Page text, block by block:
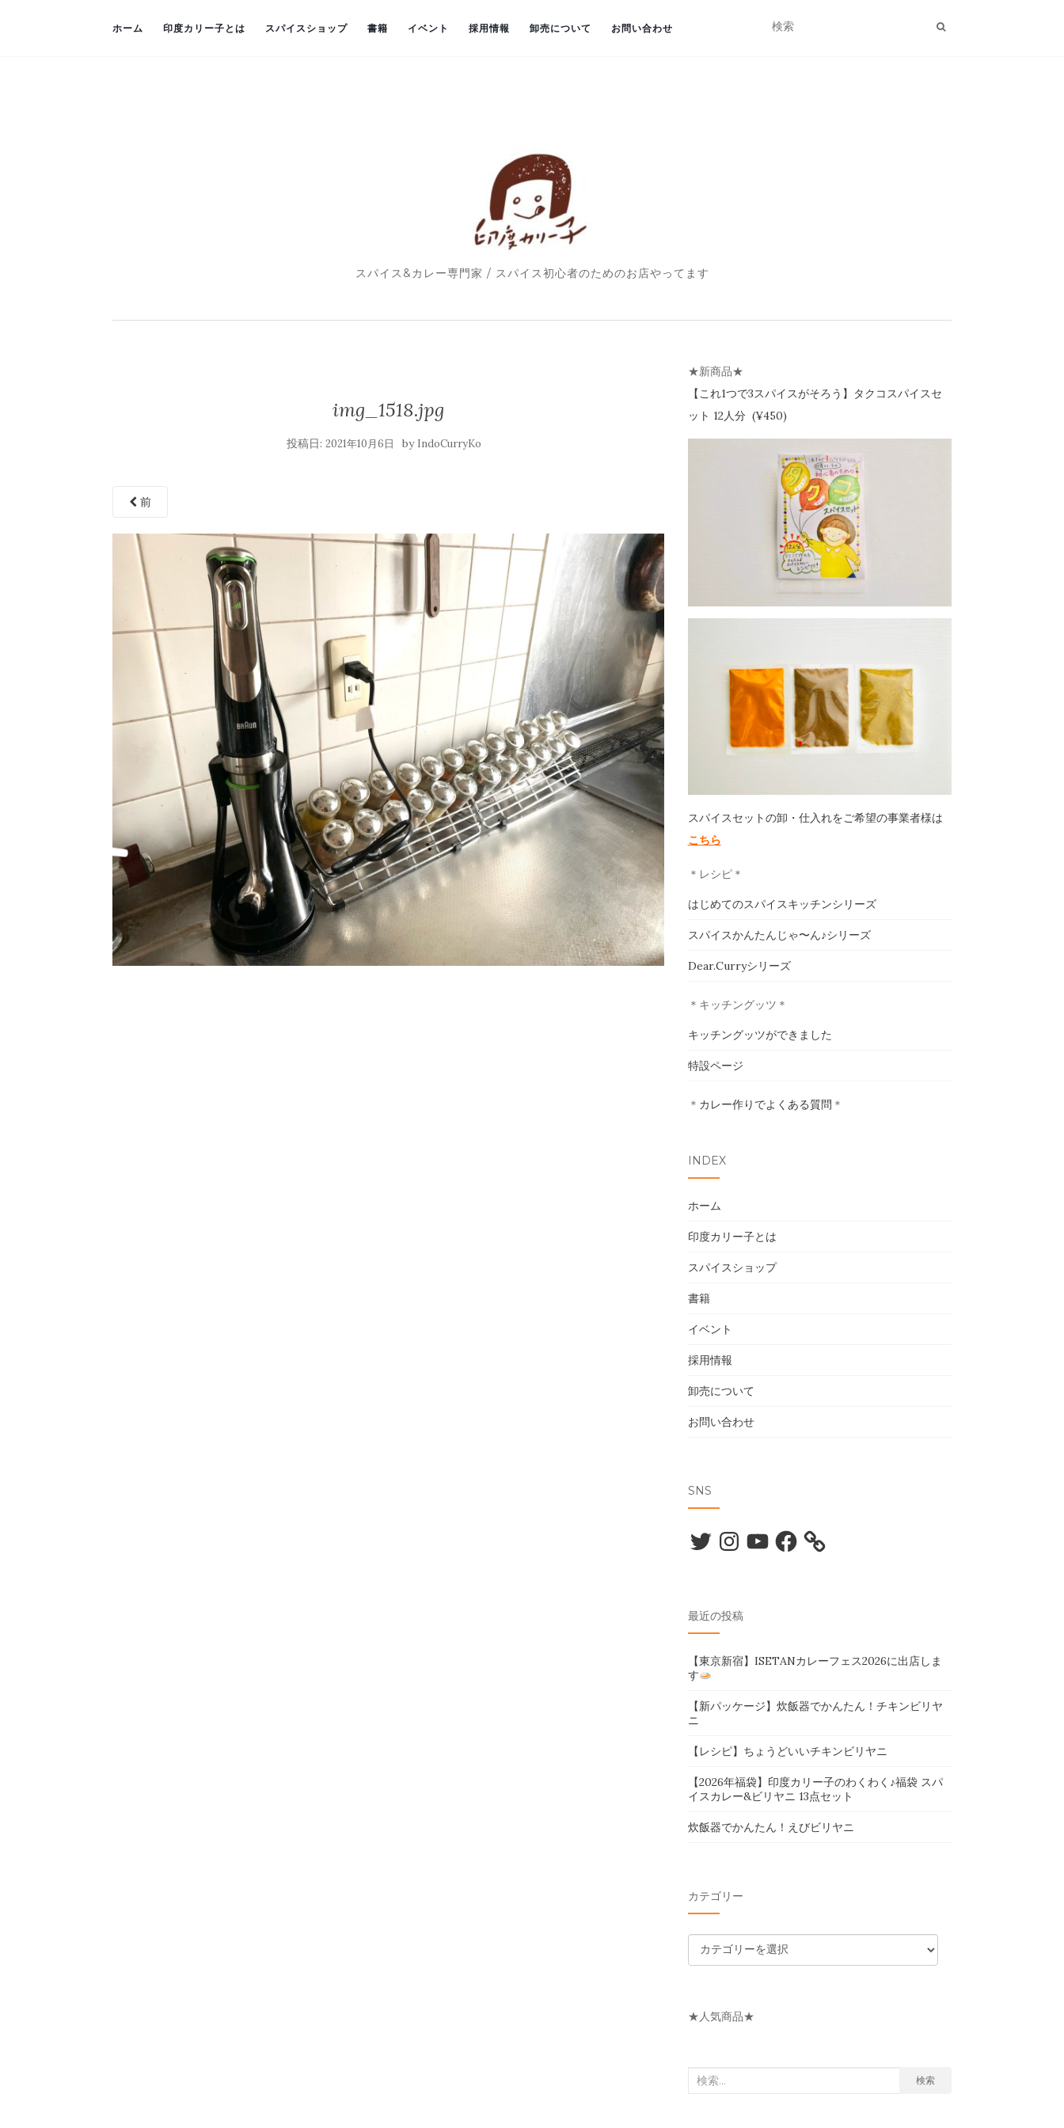
ホーム 印度カリー子とは スパイスショップ 書籍 イベント 採用情報 卸売について お問い合わせ
スパイス&カレー専門家 / スパイス初心者のためのお店やってます
img_1518.jpg
投稿日:2021年10月6日 by IndoCurryKo
前
★新商品★
【これ1つで3スパイスがそろう】
タクコスパイスセ
ット 12人分 (¥450)
スパイスセットの卸・仕入れをご希望の事業者様は
こちら
＊レシピ＊
はじめてのスパイスキッチンシリーズ
スパイスかんたんじゃ〜ん♪シリーズ
Dear.Curryシリーズ
＊キッチングッツ＊
キッチングッツができました
特設ページ
＊ カレー作りでよくある質問 ＊
INDEX
ホーム
印度カリー子とは
スパイスショップ
書籍
イベント
採用情報
卸売について
お問い合わせ
SNS
TwitterInstagramYouTubeFacebook
最近の投稿
【東京新宿】ISETANカレーフェス2026に出店しま
す
【新パッケージ】炊飯器でかんたん！チキンビリヤ
ニ
【レシピ】ちょうどいいチキンビリヤニ
【2026年福袋】印度カリー子のわくわく♪福袋 スパ
イスカレー&ビリヤニ 13点セット
炊飯器でかんたん！えびビリヤニ
カテゴリー
テ
リ
★人気商品★
検
検索